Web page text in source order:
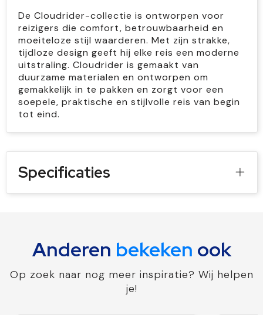
De Cloudrider-collectie is ontworpen voor
reizigers die comfort, betrouwbaarheid en
moeiteloze stijl waarderen. Met zijn strakke,
tijdloze design geeft hij elke reis een moderne
uitstraling. Cloudrider is gemaakt van
duurzame materialen en ontworpen om
gemakkelijk in te pakken en zorgt voor een
soepele, praktische en stijlvolle reis van begin
tot eind.
Specificaties
Anderen bekeken ook
Op zoek naar nog meer inspiratie? Wij helpen
je!